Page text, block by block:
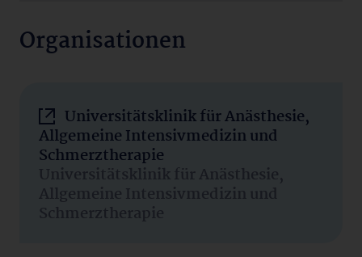
Organisationen
Universitätsklinik für Anästhesie,
Allgemeine Intensivmedizin und
Schmerztherapie
Universitätsklinik für Anästhesie,
Allgemeine Intensivmedizin und
Schmerztherapie